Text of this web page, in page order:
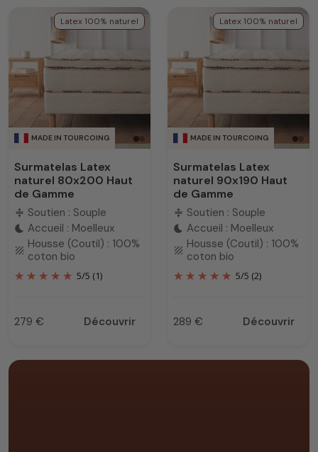
MADE IN TOURCOING
Latex 100% naturel
Surmatelas Latex
naturel 80x200 Haut
de Gamme
compress Soutien : Souple
bedtime Accueil : Moelleux
texture Housse (Coutil) : 100%
coton bio
5/5 (1)
Prix
279 € Découvrir
MADE IN TOURCOING
Latex 100% naturel
Surmatelas Latex
naturel 90x190 Haut
de Gamme
compress Soutien : Souple
bedtime Accueil : Moelleux
texture Housse (Coutil) : 100%
coton bio
5/5 (2)
Prix
289 € Découvrir